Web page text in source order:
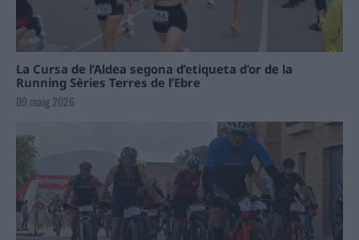
La Cursa de l’Aldea segona d’etiqueta d’or de la
Running Sèries Terres de l’Ebre
09 maig 2026